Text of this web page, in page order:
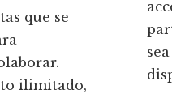
que se
ilimitado,